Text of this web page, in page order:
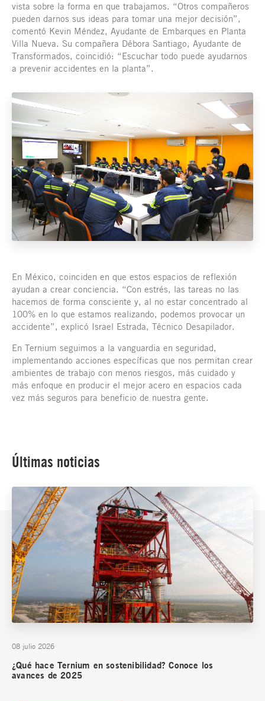
vista sobre la forma en que trabajamos. “Otros compañeros
pueden darnos sus ideas para tomar una mejor decisión”,
comentó Kevin Méndez, Ayudante de Embarques en Planta
Villa Nueva. Su compañera Débora Santiago, Ayudante de
Transformados, coincidió: “Escuchar todo puede ayudarnos
a prevenir accidentes en la planta”.
En México, coinciden en que estos espacios de reflexión
ayudan a crear conciencia. “Con estrés, las tareas no las
hacemos de forma consciente y, al no estar concentrado al
100% en lo que estamos realizando, podemos provocar un
accidente”, explicó Israel Estrada, Técnico Desapilador.
En Ternium seguimos a la vanguardia en seguridad,
implementando acciones específicas que nos permitan crear
ambientes de trabajo con menos riesgos, más cuidado y
más enfoque en producir el mejor acero en espacios cada
vez más seguros para beneficio de nuestra gente.
Últimas noticias
08 julio 2026
¿Qué hace Ternium en sostenibilidad? Conoce los
avances de 2025